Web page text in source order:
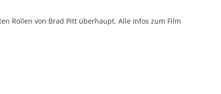
Rollen von Brad Pitt überhaupt. Alle Infos zum Film